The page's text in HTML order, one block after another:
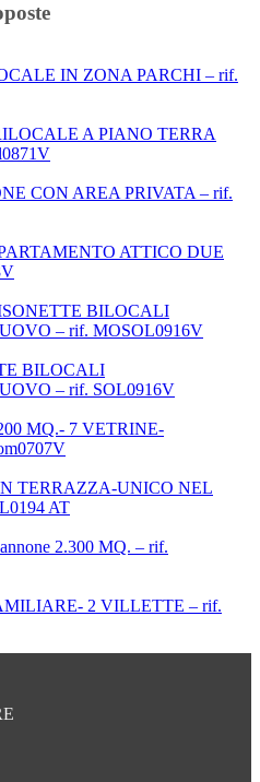
IN ZONA PARCHI – rif.
A PIANO TERRA
CON AREA PRIVATA – rif.
ATTICO DUE
BILOCALI
– rif. MOSOL0916V
BILOCALI
– rif. SOL0916V
MQ.- 7 VETRINE-
TERRAZZA-UNICO NEL
AT
2.300 MQ. – rif.
2 VILLETTE – rif.